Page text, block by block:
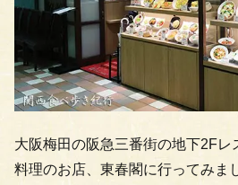
大阪梅田の阪急三番街の地下2Fレ
料理のお店、東春閣に行ってみま